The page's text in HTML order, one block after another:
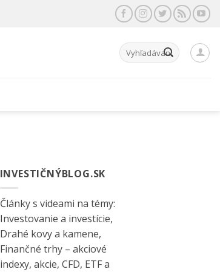
Hľadať:
INVESTIČNÝBLOG.SK
Články s videami na témy:
Investovanie a investície,
Drahé kovy a kamene,
Finančné trhy – akciové
indexy, akcie, CFD, ETF a